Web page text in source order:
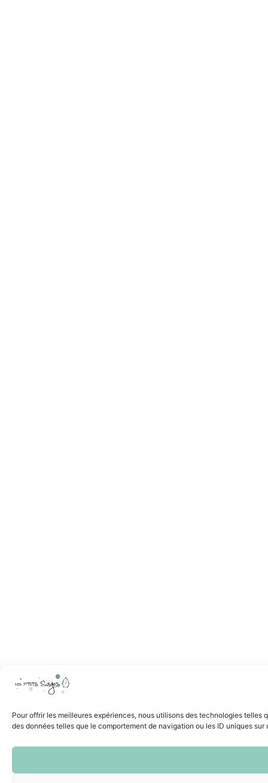
Pour offrir les meilleures expériences, nous utilisons des technologies
des données telles que le comportement de navigation ou les ID uniques